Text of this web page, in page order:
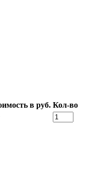
в руб. Кол-во